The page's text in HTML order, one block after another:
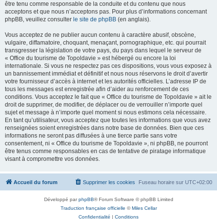
être tenu comme responsable de la conduite et du contenu que nous
acceptons et que nous n’acceptons pas. Pour plus d’informations concernant
phpBB, veuillez consulter le site de phpBB (en anglais).
Vous acceptez de ne publier aucun contenu à caractère abusif, obscène,
vulgaire, diffamatoire, choquant, menaçant, pornographique, etc. qui pourrait
transgresser la législation de votre pays, du pays dans lequel le serveur de
« Office du tourisme de Topoldavie » est hébergé ou encore la loi
internationale. Si vous ne respectez pas ces dispositions, vous vous exposez à
un bannissement immédiat et définitif et nous nous réservons le droit d’avertir
votre fournisseur d’accès à internet et les autorités officielles. L’adresse IP de
tous les messages est enregistrée afin d’aider au renforcement de ces
conditions. Vous acceptez le fait que « Office du tourisme de Topoldavie » ait le
droit de supprimer, de modifier, de déplacer ou de verrouiller n’importe quel
sujet et message à n’importe quel moment si nous estimons cela nécessaire.
En tant qu’utilisateur, vous acceptez que toutes les informations que vous avez
renseignées soient enregistrées dans notre base de données. Bien que ces
informations ne seront pas diffusées à une tierce partie sans votre
consentement, ni « Office du tourisme de Topoldavie », ni phpBB, ne pourront
être tenus comme responsables en cas de tentative de piratage informatique
visant à compromettre vos données.
Accueil du forum Fuseau horaire sur UTC+02:00
Supprimer les cookies
Développé parphpBB® Forum Software © phpBB Limited
Traduction française officielle ©Miles Cellar
Confidentialité | Conditions